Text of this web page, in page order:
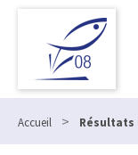
Accueil > Résultats